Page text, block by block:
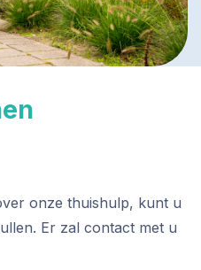
onze thuishulp, kunt u
Er zal contact met u